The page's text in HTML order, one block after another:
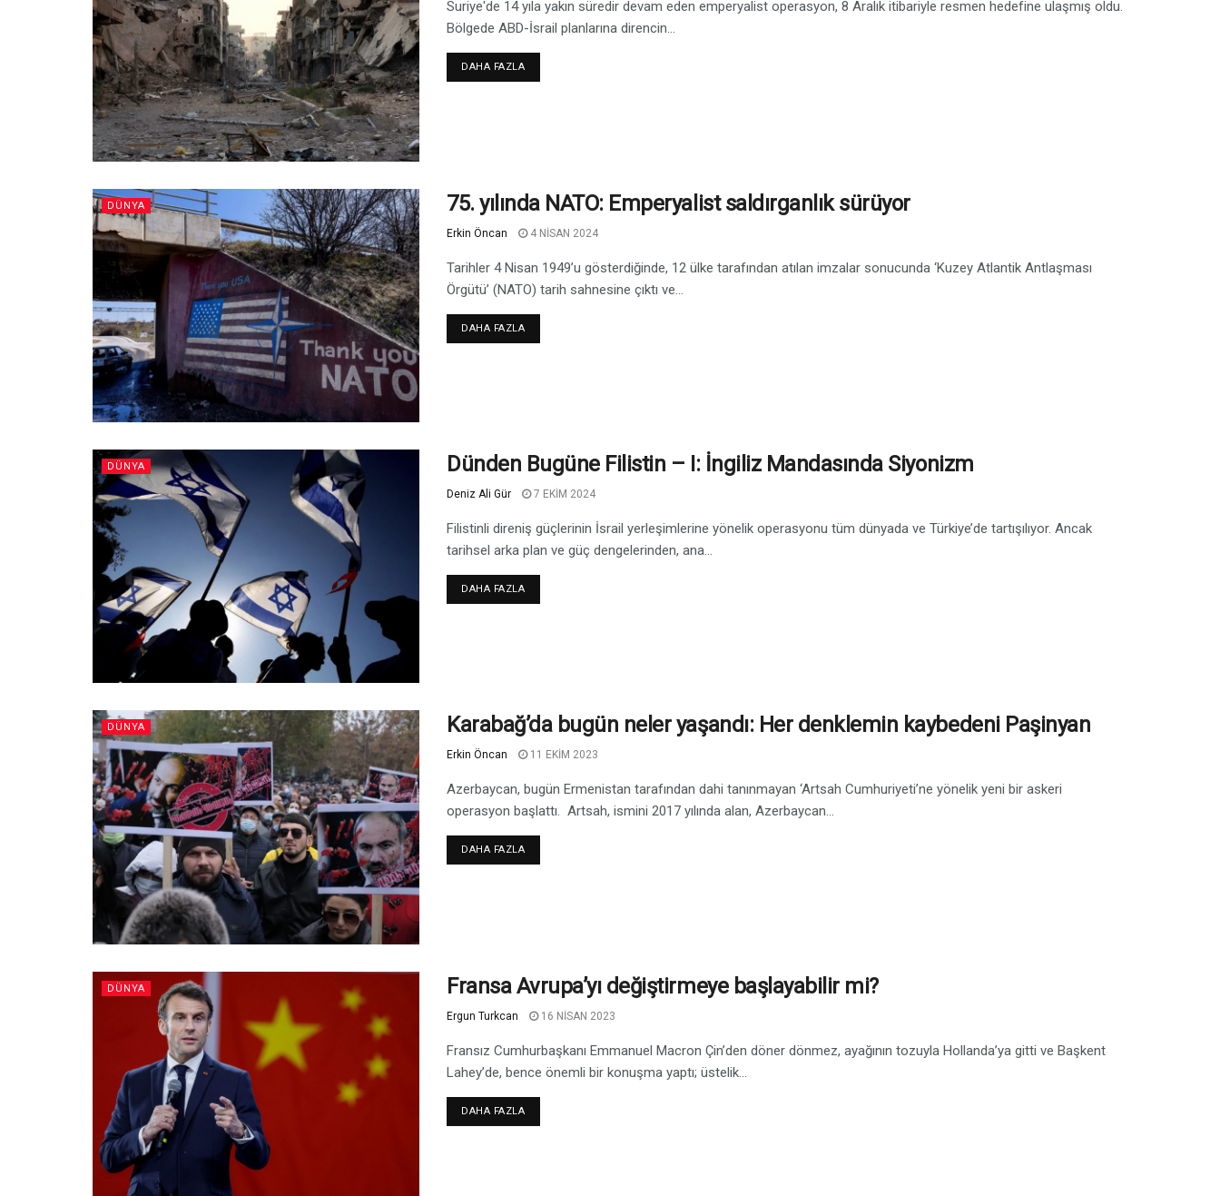
Suriye'de 14 yıla yakın süredir devam eden emperyalist operasyon, 8 Aralık itibariyle resmen hedefine ulaşmış oldu.
Bölgede ABD-İsrail planlarına direncin...
DAHA FAZLA
DÜNYA 75. yılında NATO: Emperyalist saldırganlık sürüyor
Erkin Öncan 4 NISAN 2024
Tarihler 4 Nisan 1949’u gösterdiğinde, 12 ülke tarafından atılan imzalar sonucunda ‘Kuzey Atlantik Antlaşması
Örgütü’ (NATO) tarih sahnesine çıktı ve...
DAHA FAZLA
DÜNYA Dünden Bugüne Filistin – I: İngiliz Mandasında Siyonizm
Deniz Ali Gür 7 EKIM 2024
Filistinli direniş güçlerinin İsrail yerleşimlerine yönelik operasyonu tüm dünyada ve Türkiye’de tartışılıyor. Ancak
tarihsel arka plan ve güç dengelerinden, ana...
DAHA FAZLA
DÜNYA Karabağ’da bugün neler yaşandı: Her denklemin kaybedeni Paşinyan
Erkin Öncan 11 EKIM 2023
Azerbaycan, bugün Ermenistan tarafından dahi tanınmayan ‘Artsah Cumhuriyeti’ne yönelik yeni bir askeri
operasyon başlattı. Artsah, ismini 2017 yılında alan, Azerbaycan...
DAHA FAZLA
DÜNYA Fransa Avrupa’yı değiştirmeye başlayabilir mi?
Ergun Turkcan 16 NISAN 2023
Fransız Cumhurbaşkanı Emmanuel Macron Çin’den döner dönmez, ayağının tozuyla Hollanda’ya gitti ve Başkent
Lahey’de, bence önemli bir konuşma yaptı; üstelik...
DAHA FAZLA